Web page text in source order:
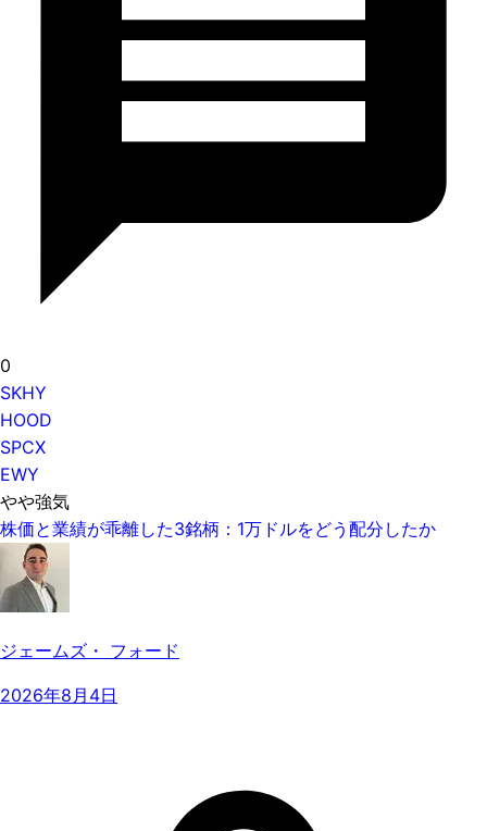
0
SKHY
HOOD
SPCX
EWY
やや強気
株価と業績が乖離した3銘柄：1万ドルをどう配分したか
ジェームズ・ フォード
2026年8月4日